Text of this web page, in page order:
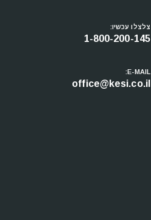
צלצלו עכשיו:
1-800-200-145
E-MAIL:
office@kesi.co.il